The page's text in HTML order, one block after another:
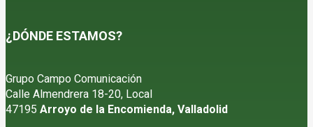
¿DÓNDE ESTAMOS?
Grupo Campo Comunicación
Calle Almendrera 18-20, Local
47195 Arroyo de la Encomienda, Valladolid